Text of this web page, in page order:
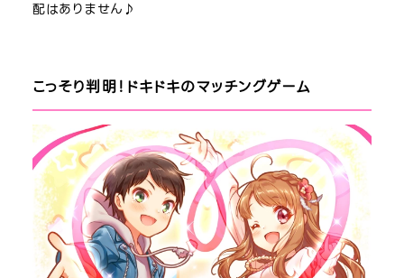
配はありません♪
こっそり判明！ドキドキのマッチングゲーム